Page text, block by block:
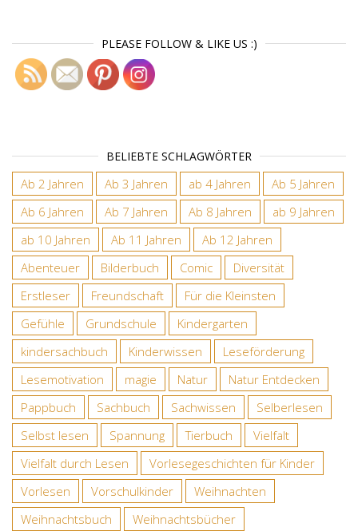
PLEASE FOLLOW & LIKE US :)
BELIEBTE SCHLAGWÖRTER
Ab 2 Jahren Ab 3 Jahren ab 4 Jahren
Ab 5 Jahren
Ab 6 Jahren
Ab 7 Jahren Ab 8 Jahren
ab 9 Jahren
ab 10 Jahren
Ab 11 Jahren
Ab 12 Jahren
Abenteuer
Bilderbuch Comic
Diversität
Erstleser
Freundschaft
Für die Kleinsten
Gefühle
Grundschule
Kindergarten
kindersachbuch
Kinderwissen
Leseförderung
Lesemotivation
magie Natur
Natur Entdecken
Pappbuch
Sachbuch Sachwissen
Selberlesen
Selbst lesen
Spannung Tierbuch
Vielfalt
Vielfalt durch Lesen
Vorlesegeschichten für Kinder
Vorlesen
Vorschulkinder
Weihnachten
Weihnachtsbuch
Weihnachtsbücher